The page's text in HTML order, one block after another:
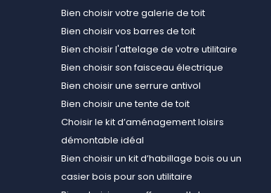
Bien choisir votre galerie de toit
Bien choisir vos barres de toit
Bien choisir l'attelage de votre utilitaire
Bien choisir son faisceau électrique
Bien choisir une serrure antivol
Bien choisir une tente de toit
Choisir le kit d’aménagement loisirs
démontable idéal
Bien choisir un kit d’habillage bois ou un
casier bois pour son utilitaire